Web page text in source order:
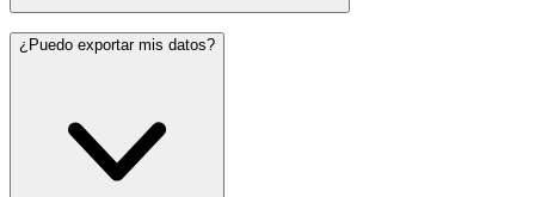
¿Puedo exportar mis datos?